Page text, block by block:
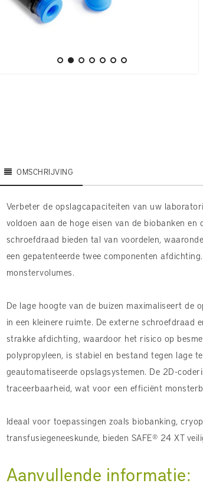
OMSCHRIJVING
Verbeter de opslagcapaciteiten van uw
voldoen aan de hoge eisen van de biobanken
schroefdraad bieden tal van voordelen,
een gepatenteerde twee componenten
monstervolumes.
De lage hoogte van de buizen maximaliseert
in een kleinere ruimte. De externe schroefdraad
strakke afdichting, waardoor het risico op
polypropyleen, is stabiel en bestand tegen lage
geautomatiseerde opslagsystemen. De 2D-
traceerbaarheid, wat voor een efficiënt
Ideaal voor toepassingen zoals biobanking,
transfusiegeneeskunde, bieden SAFE® 24 XT
Aanvullende informatie: